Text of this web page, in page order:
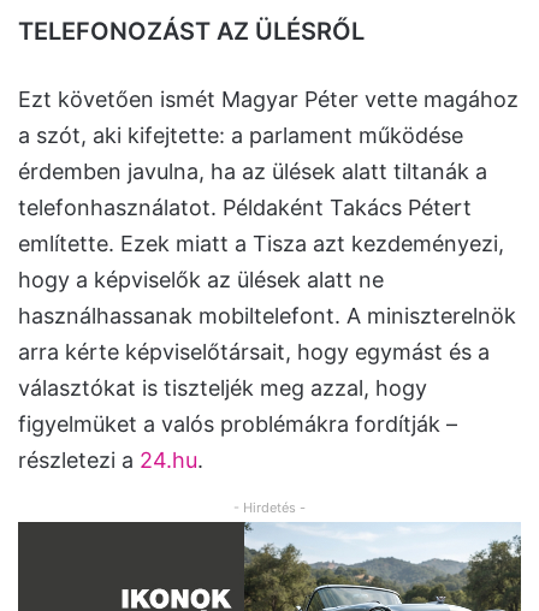
TELEFONOZÁST AZ ÜLÉSRŐL
Ezt követően ismét Magyar Péter vette magához
a szót, aki kifejtette: a parlament működése
érdemben javulna, ha az ülések alatt tiltanák a
telefonhasználatot. Példaként Takács Pétert
említette. Ezek miatt a Tisza azt kezdeményezi,
hogy a képviselők az ülések alatt ne
használhassanak mobiltelefont. A miniszterelnök
arra kérte képviselőtársait, hogy egymást és a
választókat is tiszteljék meg azzal, hogy
figyelmüket a valós problémákra fordítják –
részletezi a 24.hu.
- Hirdetés -